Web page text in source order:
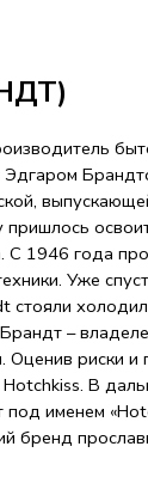
С 1946 года
Уже
стояли
–
риски и
В
под именем
бренд